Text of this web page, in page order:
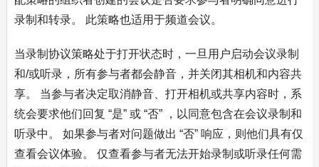
录制和转录。 此策略也适用于频道会议。
当录制协议策略处于打开状态时，一旦用户启动会议录制
和/或听录，所有参与者都会静音，并关闭其相机和内容共
享。 当参与者决定取消静音、打开相机或共享内容时，系
统会要求他们回复 “是” 或 “否” ，以同意包含在会议录制和
听录中。 如果参与者对问题做出 “否” 响应，则他们具有仅
查看会议体验。 仅查看参与者无法开始录制或听录任何需